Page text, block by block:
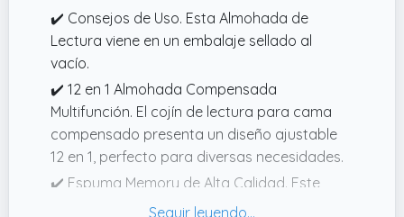
✔️ Consejos de Uso. Esta Almohada de
Lectura viene en un embalaje sellado al
vacío.
✔️ 12 en 1 Almohada Compensada
Multifunción. El cojín de lectura para cama
compensado presenta un diseño ajustable
12 en 1, perfecto para diversas necesidades.
✔️ Espuma Memory de Alta Calidad. Este
almohada triangular está fabricado en